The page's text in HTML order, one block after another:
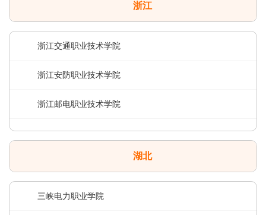
浙江
浙江交通职业技术学院
浙江安防职业技术学院
浙江邮电职业技术学院
湖北
三峡电力职业学院